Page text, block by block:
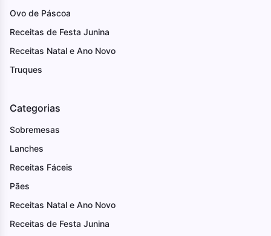
Ovo de Páscoa
Receitas de Festa Junina
Receitas Natal e Ano Novo
Truques
Categorias
Sobremesas
Lanches
Receitas Fáceis
Pães
Receitas Natal e Ano Novo
Receitas de Festa Junina